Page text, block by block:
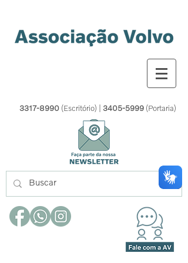
3317-8990 (Escritório) | 3405-5999(Portaria)